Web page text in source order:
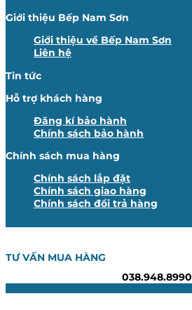
Giới thiệu Bếp Nam Sơn
Giới thiệu về Bếp Nam Sơn
Liên hệ
Tin tức
Hỗ trợ khách hàng
Đăng kí bảo hành
Chính sách bảo hành
Chính sách mua hàng
Chính sách lắp đặt
Chính sách giao hàng
Chính sách đổi trả hàng
TƯ VẤN MUA HÀNG
038.948.8990